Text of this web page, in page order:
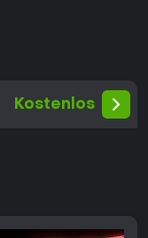
Kostenlos